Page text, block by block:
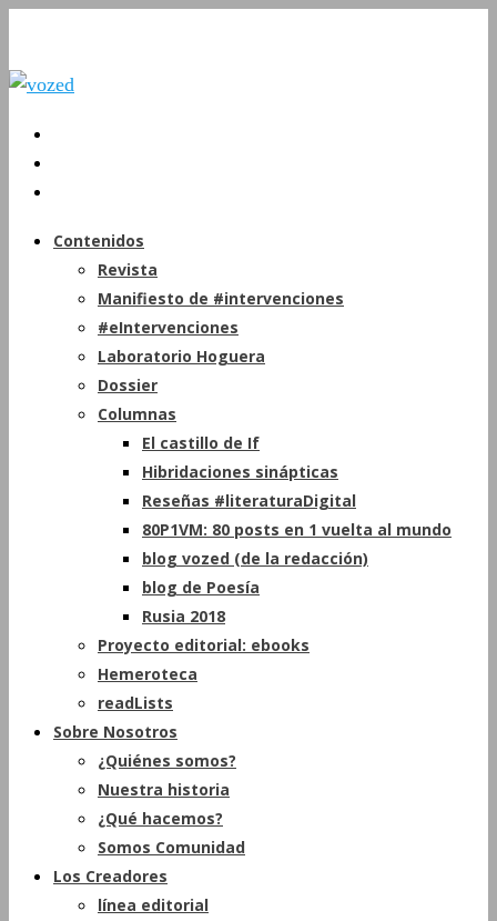
Contenidos
Revista
Manifiesto de #intervenciones
#eIntervenciones
Laboratorio Hoguera
Dossier
Columnas
El castillo de If
Hibridaciones sinápticas
Reseñas #literaturaDigital
80P1VM: 80 posts en 1 vuelta al mundo
blog vozed (de la redacción)
blog de Poesía
Rusia 2018
Proyecto editorial: ebooks
Hemeroteca
readLists
Sobre Nosotros
¿Quiénes somos?
Nuestra historia
¿Qué hacemos?
Somos Comunidad
Los Creadores
línea editorial